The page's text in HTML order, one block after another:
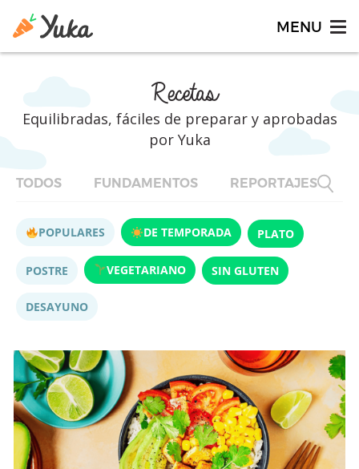
Recetas
Equilibradas, fáciles de preparar y aprobadas
por Yuka
TODOS FUNDAMENTOS REPORTAJES
POPULARES DE TEMPORADA PLATO
POSTRE VEGETARIANO SIN GLUTEN
DESAYUNO